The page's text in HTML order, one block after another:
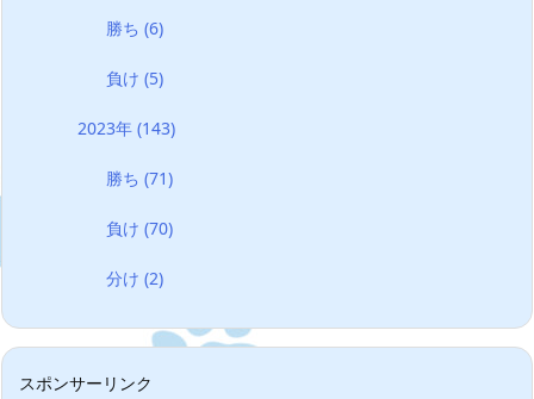
勝ち(6)
負け(5)
2023年 (143)
勝ち(71)
負け(70)
分け(2)
スポンサーリンク